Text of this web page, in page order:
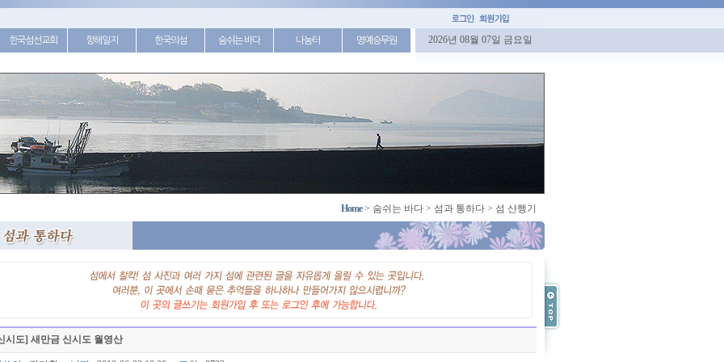
한국섬선교회 항해일지 한국의섬 숨쉬는 바다 나눔터 명예승무원 2026년 08월 07일 금요일
Home> 숨쉬는 바다 > 섬과 통하다 > 섬 산행기
시도] 새만금 신시도 월영산